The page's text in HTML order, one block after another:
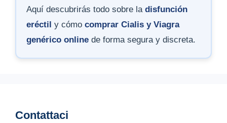
Aquí descubrirás todo sobre la disfunción
eréctil y cómo comprar Cialis y Viagra
genérico online de forma segura y discreta.
Contattaci